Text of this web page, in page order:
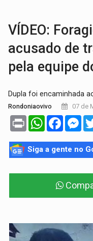
VÍDEO:
acusado de
pela equipe
Dupla foi encaminhada
Rondoniaovivo 07 de
Print WhatsApp
Siga a gente no